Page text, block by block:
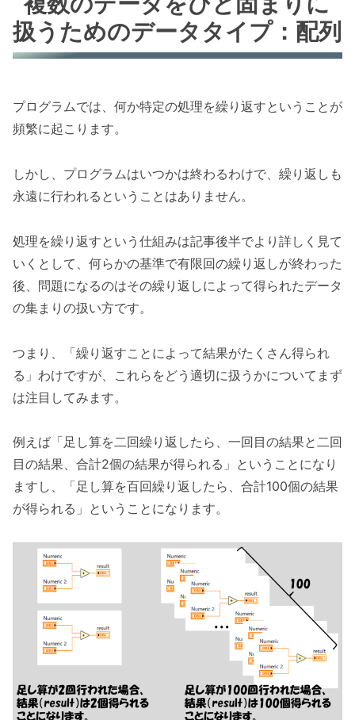
扱うためのデータタイプ：配列
プログラムでは、何か特定の処理を繰り返すということが
頻繁に起こります。
しかし、プログラムはいつかは終わるわけで、繰り返しも
永遠に行われるということはありません。
処理を繰り返すという仕組みは記事後半でより詳しく見て
いくとして、何らかの基準で有限回の繰り返しが終わった
後、問題になるのはその繰り返しによって得られたデータ
の集まりの扱い方です。
つまり、「繰り返すことによって結果がたくさん得られ
る」わけですが、これらをどう適切に扱うかについてまず
は注目してみます。
例えば「足し算を二回繰り返したら、一回目の結果と二回
目の結果、合計2個の結果が得られる」ということになり
ますし、「足し算を百回繰り返したら、合計100個の結果
が得られる」ということになります。